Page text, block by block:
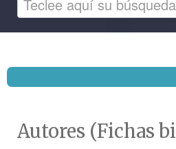
Autores (Fichas